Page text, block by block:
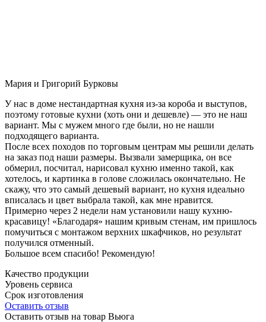
Мария и Григорий Бурковы
У нас в доме нестандартная кухня из-за короба и выступов,
поэтому готовые кухни (хоть они и дешевле) — это не наш
вариант. Мы с мужем много где были, но не нашли
подходящего варианта.
После всех походов по торговым центрам мы решили делать
на заказ под наши размеры. Вызвали замерщика, он все
обмерил, посчитал, нарисовал кухню именно такой, как
хотелось, и картинка в голове сложилась окончательно. Не
скажу, что это самый дешевый вариант, но кухня идеально
вписалась и цвет выбрала такой, как мне нравится.
Примерно через 2 недели нам установили нашу кухню-
красавицу! «Благодаря» нашим кривым стенам, им пришлось
помучиться с монтажом верхних шкафчиков, но результат
получился отменный.
Большое всем спасибо! Рекомендую!
Качество продукции
Уровень сервиса
Срок изготовления
Оставить отзыв
Оставить отзыв на товар Вьюга